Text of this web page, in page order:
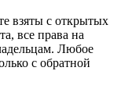
взяты с открытых
все права на
Любое
с обратной